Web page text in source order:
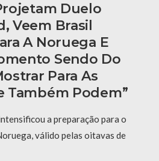
Duelo
Veem Brasil
A Noruega E
Sendo Do
Para As
Também Podem”
a preparação para o
válido pelas oitavas de